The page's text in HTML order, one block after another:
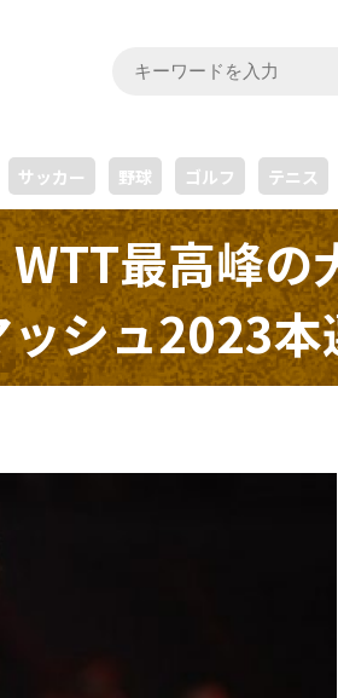
サッカー 野球 ゴルフ テニス
最高峰の
シュ2023